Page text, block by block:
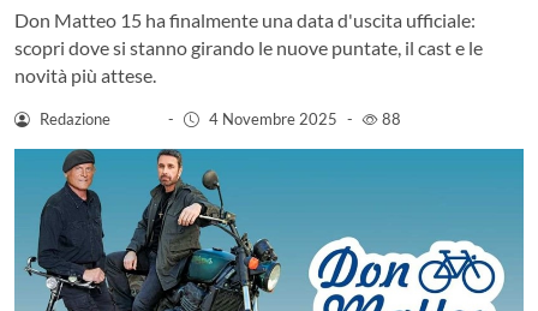
Don Matteo 15 ha finalmente una data d'uscita ufficiale:
scopri dove si stanno girando le nuove puntate, il cast e le
novità più attese.
Redazione - 4 Novembre 2025 - 88